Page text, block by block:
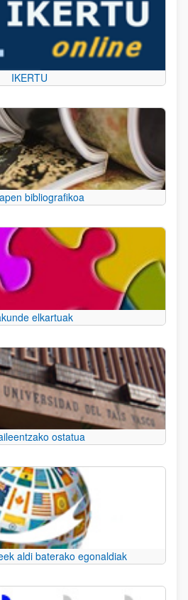
IKERTU
bibliografikoa
elkartuak
ostatua
aldi baterako egonaldiak